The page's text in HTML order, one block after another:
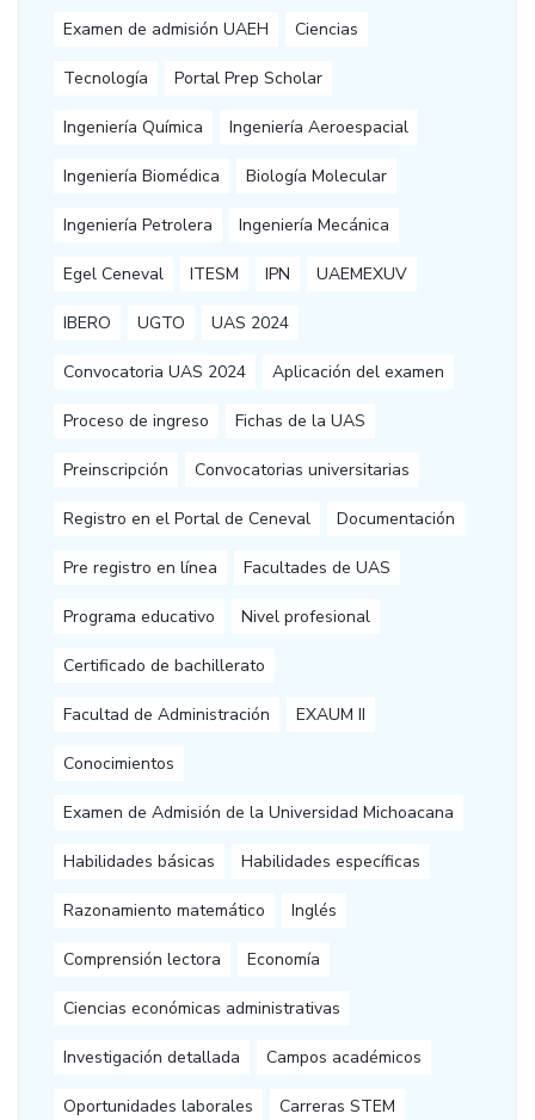
Examen de admisión UAEH Ciencias
Tecnología Portal Prep Scholar
Ingeniería Química Ingeniería Aeroespacial
Ingeniería Biomédica Biología Molecular
Ingeniería Petrolera Ingeniería Mecánica
Egel Ceneval ITESM IPN UAEMEXUV
IBERO UGTO UAS 2024
Convocatoria UAS 2024 Aplicación del examen
Proceso de ingreso Fichas de la UAS
Preinscripción Convocatorias universitarias
Registro en el Portal de Ceneval Documentación
Pre registro en línea Facultades de UAS
Programa educativo Nivel profesional
Certificado de bachillerato
Facultad de Administración EXAUM II
Conocimientos
Examen de Admisión de la Universidad Michoacana
Habilidades básicas Habilidades específicas
Razonamiento matemático Inglés
Comprensión lectora Economía
Ciencias económicas administrativas
Investigación detallada Campos académicos
Oportunidades laborales Carreras STEM